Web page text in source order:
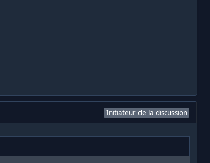
Initiateur de la discussion